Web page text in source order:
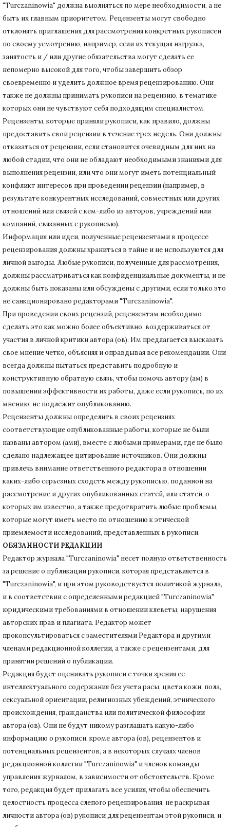
"Turczaninowia" должна выолняться по мере необходимости, а не
быть их главным приоритетом. Рецензенты могут свободно
отклонять приглашения для рассмотрения конкретных рукописей
по своему усмотрению, например, если их текущая нагрузка,
занятость и / или другие обязательства могут сделать ее
непомерно высокой для того, чтобы завершить обзор
своевременно и уделить должное время рецензированию. Они
также не должны принимать рукописи на рецензию, в тематике
которых они не чувствуют себя подходящим специалистом.
Рецензенты, которые приняли рукописи, как правило, должны
предоставить свои рецензии в течение трех недель. Они должны
отказаться от рецензии, если становится очевидным для них на
любой стадии, что они не обладают необходимыми знаниями для
выполнения рецензии, или что они могут иметь потенциальный
конфликт интересов при проведении рецензии (например, в
результате конкурентных исследований, совместных или других
отношений или связей с кем-либо из авторов, учреждений или
компаний, связанных с рукописью).
Информация или идеи, полученные рецензентами в процессе
рецензирования должны храниться в тайне и не используются для
личной выгоды. Любые рукописи, полученные для рассмотрения,
должны рассматриваться как конфиденциальные документы, и не
должны быть показаны или обсуждены с другими, если только это
не санкционировано редакторами "Turczaninowia".
При проведении своих рецензий, рецензентам необходимо
сделать это как можно более объективно, воздерживаться от
участия в личной критики автора (ов). Им предлагается высказать
свое мнение четко, объясняя и оправдывая все рекомендации. Они
всегда должны пытаться представить подробную и
конструктивную обратную связь, чтобы помочь автору (ам) в
повышении эффективности их работы, даже если рукопись, по их
мнению, не подлежит опубликованию.
Рецензенты должны определить в своих рецензиях
соответствующие опубликованные работы, которые не были
названы автором (ами), вместе с любыми примерами, где не было
сделано надлежащее цитирование источников. Они должны
привлечь внимание ответственного редактора в отношении
каких-либо серьезных сходств между рукописью, поданной на
рассмотрение и других опубликованных статей, или статей, о
которых им известно, а также предотвратить любые проблемы,
которые могут иметь место по отношению к этической
приемлемости исследований, представленных в рукописи.
ОБЯЗАННОСТИ РЕДАКЦИИ
Редактор журнала "Turczaninowia" несет полную ответственность
за решение о публикации рукописи, которая представляется в
"Turczaninowia", и при этом руководствуется политикой журнала,
и в соответствии с определенными редакцией "Turczaninowia"
юридическими требованиями в отношении клеветы, нарушения
авторских прав и плагиата. Редактор может
проконсультироваться с заместителями Редактора и другими
членами редакционной коллегии, а также с рецензентами, для
принятии решений о публикации.
Редакция будет оценивать рукописи с точки зрения ее
интеллектуального содержания без учета расы, цвета кожи, пола,
сексуальной ориентации, религиозных убеждений, этнического
происхождения, гражданства или политической философии
автора (ов). Они не будут никому разглашать какую-либо
информацию о рукописи, кроме автора (ов), рецензентов и
потенциальных рецензентов, а в некоторых случаях членов
редакционной коллегии "Turczaninowia" и членов команды
управления журналом, в зависимости от обстоятельств. Кроме
того, редакция будет прилагать все усилия, чтобы обеспечить
целостность процесса слепого рецензирования, не раскрывая
личности автора (ов) рукописи для рецензентам этой рукописи, и